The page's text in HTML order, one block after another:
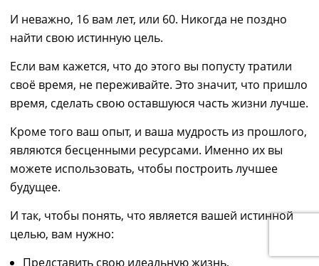
И неважно, 16 вам лет, или 60. Никогда не поздно
найти свою истинную цель.
Если вам кажется, что до этого вы попусту тратили
своё время, не переживайте. Это значит, что пришло
время, сделать свою оставшуюся часть жизни лучше.
Кроме того ваш опыт, и ваша мудрость из прошлого,
являются бесценными ресурсами. Именно их вы
можете использовать, чтобы построить лучшее
будущее.
И так, чтобы понять, что является вашей истинной
целью, вам нужно:
Представить свою идеальную жизнь,